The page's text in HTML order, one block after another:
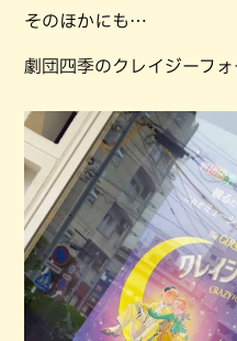
そのほかにも…
劇団四季のクレイジーフ